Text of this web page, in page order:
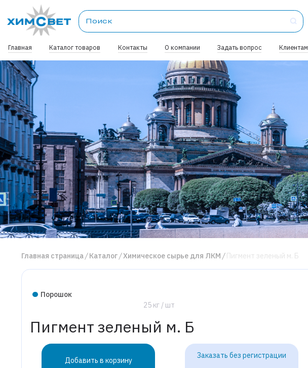
Главная Каталог товаров Контакты О компании Задать вопрос Клиентам
Главная страница Каталог Химическое сырье для ЛКМ Пигмент зеленый м. Б
Порошок
25 кг / шт
Пигмент зеленый м. Б
Добавить в корзину
Заказать без регистрации